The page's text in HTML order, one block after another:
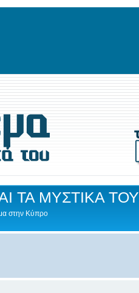
ΤΑ ΜΥΣΤΙΚΑ ΤΟΥ
στην Κύπρο